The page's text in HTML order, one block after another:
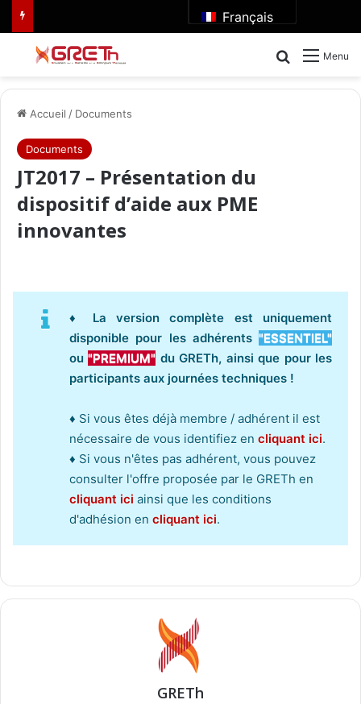
Français
Menu
Rechercher
Accueil / Documents
Documents
JT2017 – Présentation du
dispositif d’aide aux PME
innovantes
♦ La version complète est uniquement
disponible pour les adhérents "ESSENTIEL"
ou"PREMIUM" du GRETh, ainsi que pour les
participants aux journées techniques !
♦ Si vous êtes déjà membre / adhérent il est
nécessaire de vous identifiez en cliquant ici.
♦ Si vous n'êtes pas adhérent, vous pouvez
consulter l'offre proposée par le GRETh en
cliquant ici ainsi que les conditions
d'adhésion en cliquant ici.
GRETh